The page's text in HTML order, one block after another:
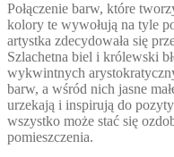
Połączenie barw, które
kolory te wywołują na tyle
artystka zdecydowała się
Szlachetna biel i królewski
wykwintnych
barw, a wśród nich jasne
urzekają i inspirują do
wszystko może stać się
pomieszczenia.